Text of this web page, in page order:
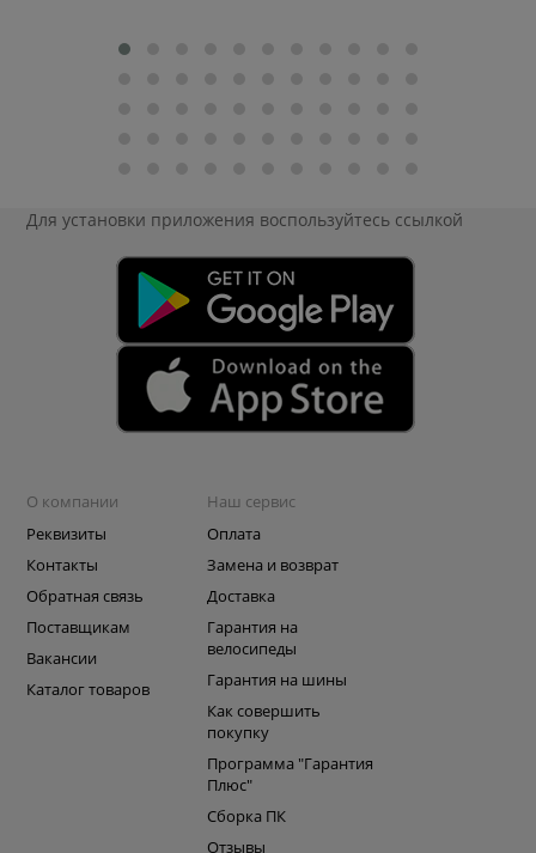
Для установки приложения воспользуйтесь ссылкой
О компании
Реквизиты
Контакты
Обратная связь
Поставщикам
Вакансии
Каталог товаров
Наш сервис
Оплата
Замена и возврат
Доставка
Гарантия на
велосипеды
Гарантия на шины
Как совершить
покупку
Программа "Гарантия
Плюс"
Сборка ПК
Отзывы